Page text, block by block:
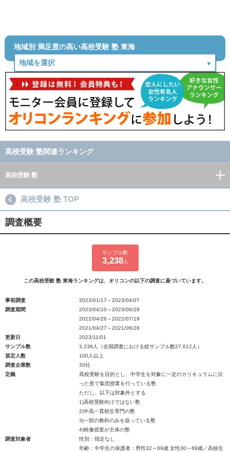
地域別 満足度の高い高校受験 塾 東海
高校受験 塾関連ランキング
高校受験 塾
高校受験 塾 TOP
調査概要
サンプル数
3,238人
この高校受験 塾 東海ランキングは、オリコンの以下の調査に基づいています。
事前調査
2023/01/17～2023/04/07
調査期間
2023/04/10～2023/06/28
2022/04/26～2022/07/19
2021/04/27～2021/06/28
更新日
2023/11/01
サンプル数
3,238人（全国調査における総サンプル数27,612人）
規定人数
100人以上
調査企業数
30社
定義
高校受験を目的とし、中学生を対象に一定のカリキュラムに沿
った形で集団授業を行っている塾
ただし、以下は対象外とする
1)高校受験向けではない塾
2)中高一貫校生専門の塾
3)一部の教科のみを扱っている塾
4)映像授業が主体の塾
調査対象者
性別：指定なし
年齢：中学生の保護者：男性32～69歳 女性30～69歳／高校生